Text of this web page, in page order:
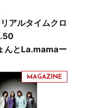
アルタイムクロ
んとLa.mamaー